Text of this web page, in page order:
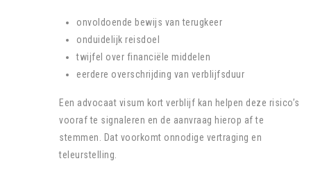
onvoldoende bewijs van terugkeer
onduidelijk reisdoel
twijfel over financiële middelen
eerdere overschrijding van verblijfsduur
Een advocaat visum kort verblijf kan helpen deze risico’s
vooraf te signaleren en de aanvraag hierop af te
stemmen. Dat voorkomt onnodige vertraging en
teleurstelling.